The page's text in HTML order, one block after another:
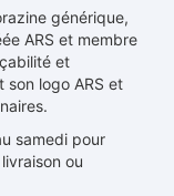
générique,
ARS et membre
et
logo ARS et
samedi pour
ou